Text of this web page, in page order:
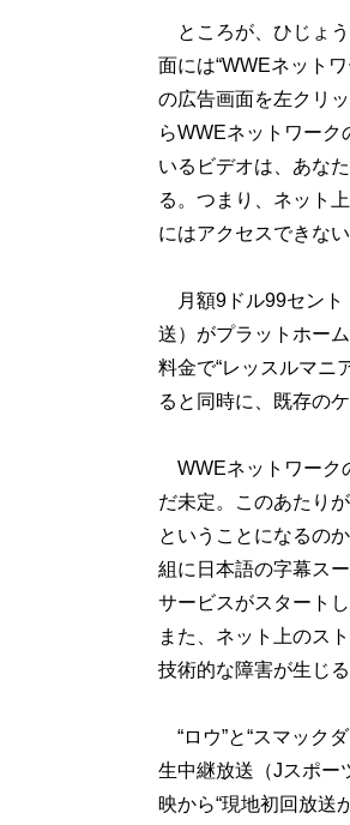
ところが、ひじょう
面には“WWEネット
の広告画面を左クリ
らWWEネットワーク
いるビデオは、あな
る。つまり、ネット
にはアクセスできな
月額9ドル99セント
送）がプラットホー
料金で“レッスルマニ
ると同時に、既存の
WWEネットワーク
だ未定。このあたり
ということになるの
組に日本語の字幕ス
サービスがスタート
また、ネット上のス
技術的な障害が生じ
“ロウ”と“スマック
生中継放送（Jスポー
映から“現地初回放送